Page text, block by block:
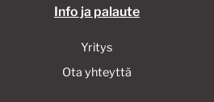
Info ja palaute
Yritys
Ota yhteyttä